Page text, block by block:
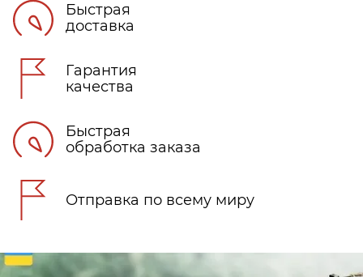
Быстрая
доставка
Гарантия
качества
Быстрая
обработка заказа
Отправка по всему миру